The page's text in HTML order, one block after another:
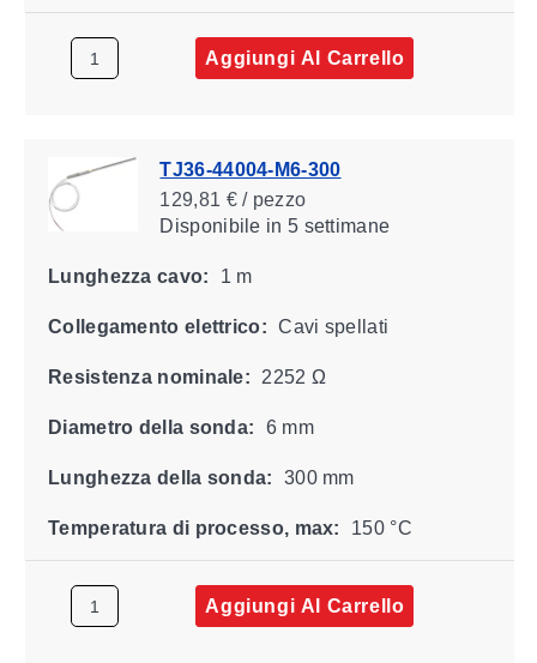
Aggiungi Al Carrello
TJ36-44004-M6-300
129,81 € / pezzo
Disponibile in 5 settimane
Lunghezza cavo: 1 m
Collegamento elettrico: Cavi spellati
Resistenza nominale: 2252 Ω
Diametro della sonda: 6 mm
Lunghezza della sonda: 300 mm
Temperatura di processo, max: 150 °C
Aggiungi Al Carrello